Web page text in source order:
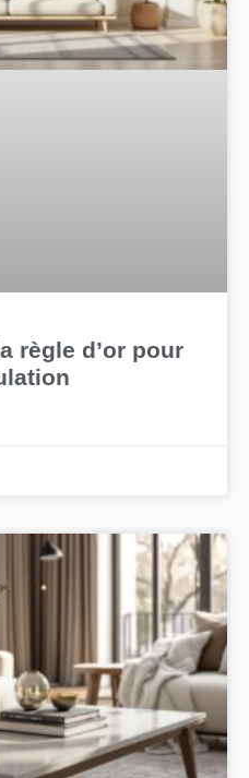
règle d’or pour